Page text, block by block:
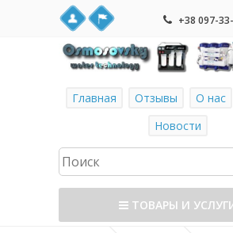
+38 097-
Главная Отзывы О нас
Новости
ТОВАРЫ И